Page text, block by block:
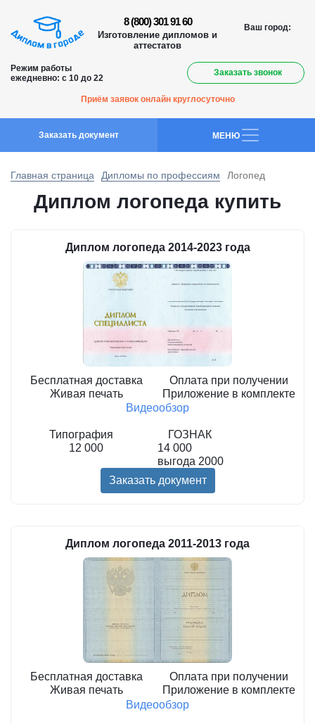
8 (800) 301 91 60
Изготовление дипломов и
аттестатов
Ваш город:
Режим работы
ежедневно: с 10 до 22
Заказать звонок
Приём заявок онлайн круглосуточно
Заказать документ MEНЮ
Главная страница Дипломы по профессиям Логопед
Диплом логопеда купить
Диплом логопеда 2014-2023 года
Бесплатная доставка
Живая печать
Оплата при получении
Приложение в комплекте
Видеообзор
Типография
ГОЗНАК
12 000
14 000
выгода 2000
Заказать документ
Диплом логопеда 2011-2013 года
Бесплатная доставка
Живая печать
Оплата при получении
Приложение в комплекте
Видеообзор